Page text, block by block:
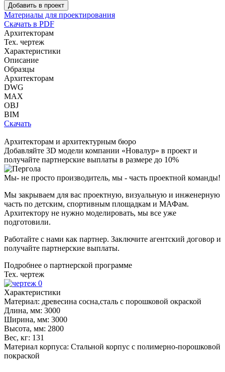
Добавить в проект
Материалы для проектирования
Скачать в PDF
Архитекторам
Тех. чертеж
Характеристики
Описание
Образцы
Архитекторам
DWG
MAX
OBJ
BIM
Скачать
Архитекторам и архитектурным бюро
Добавляйте 3D модели компании «Новалур» в проект и
получайте партнерские выплаты в размере до 10%
Мы- не просто производитель, мы - часть проектной команды!
Мы закрываем для вас проектную, визуальную и инженерную
часть по детским, спортивным площадкам и МАФам.
Архитектору не нужно моделировать, мы все уже
подготовили.
Работайте с нами как партнер. Заключите агентский договор и
получайте партнерские выплаты.
Подробнее о партнерской программе
Тех. чертеж
Характеристики
Материал: древесина сосна,сталь с порошковой окраской
Длина, мм: 3000
Ширина, мм: 3000
Высота, мм: 2800
Вес, кг: 131
Материал корпуса: Стальной корпус с полимерно-порошковой
покраской